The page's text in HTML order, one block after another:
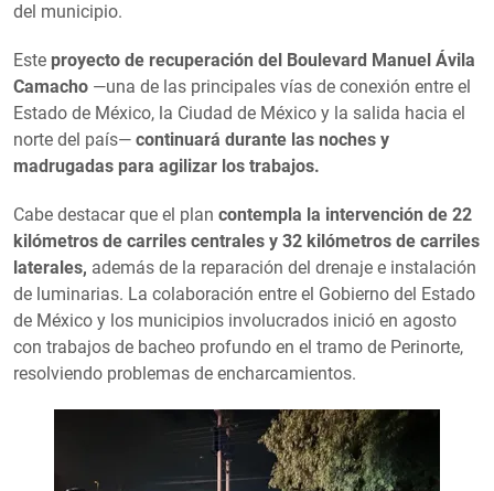
del municipio.
Este proyecto de recuperación del Boulevard Manuel Ávila
Camacho —una de las principales vías de conexión entre el
Estado de México, la Ciudad de México y la salida hacia el
norte del país— continuará durante las noches y
madrugadas para agilizar los trabajos.
Cabe destacar que el plan contempla la intervención de 22
kilómetros de carriles centrales y 32 kilómetros de carriles
laterales, además de la reparación del drenaje e instalación
de luminarias. La colaboración entre el Gobierno del Estado
de México y los municipios involucrados inició en agosto
con trabajos de bacheo profundo en el tramo de Perinorte,
resolviendo problemas de encharcamientos.